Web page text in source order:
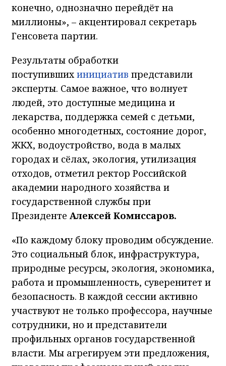
конечно, однозначно перейдёт на
миллионы», – акцентировал секретарь
Генсовета партии.
Результаты обработки
поступивших инициатив представили
эксперты. Самое важное, что волнует
людей, это доступные медицина и
лекарства, поддержка семей с детьми,
особенно многодетных, состояние дорог,
ЖКХ, водоустройство, вода в малых
городах и сёлах, экология, утилизация
отходов, отметил ректор Российской
академии народного хозяйства и
государственной службы при
Президенте Алексей Комиссаров.
«По каждому блоку проводим обсуждение.
Это социальный блок, инфраструктура,
природные ресурсы, экология, экономика,
работа и промышленность, суверенитет и
безопасность. В каждой сессии активно
участвуют не только профессора, научные
сотрудники, но и представители
профильных органов государственной
власти. Мы агрегируем эти предложения,